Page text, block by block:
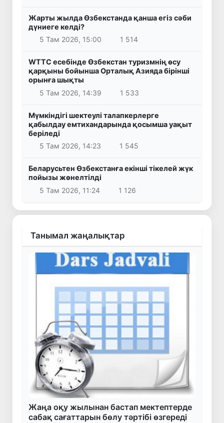
Жарты жылда Өзбекстанда қанша егіз сәби
дүниеге келді?
5 Там 2026, 15:00
1 514
WTTC есебінде Өзбекстан туризмнің өсу
қарқыны бойынша Орталық Азияда бірінші
орынға шықты
5 Там 2026, 14:39
1 533
Мүмкіндігі шектеулі талапкерлерге
қабылдау емтихандарында қосымша уақыт
беріледі
5 Там 2026, 14:23
1 545
Беларусьтен Өзбекстанға екінші тікелей жүк
пойызы жөнелтілді
5 Там 2026, 11:24
1 126
Танымал жаңалықтар
Жаңа оқу жылынан бастап мектептерде
сабақ сағаттарын бөлу тәртібі өзгереді